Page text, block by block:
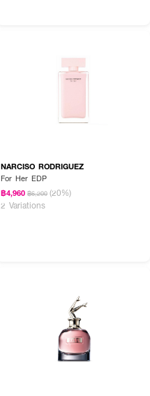
NARCISO RODRIGUEZ
For Her EDP
฿4,960 ฿6,200 (20%)
2 Variations